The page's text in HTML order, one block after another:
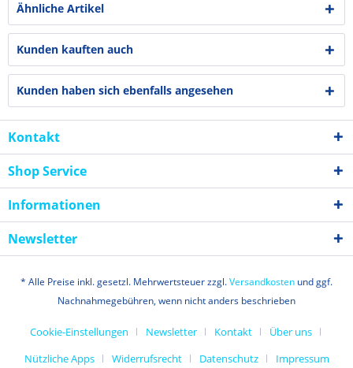
Ähnliche Artikel
Kunden kauften auch
Kunden haben sich ebenfalls angesehen
Kontakt
Shop Service
Informationen
Newsletter
* Alle Preise inkl. gesetzl. Mehrwertsteuer zzgl.Versandkosten und ggf.
Nachnahmegebühren, wenn nicht anders beschrieben
Cookie-Einstellungen Newsletter Kontakt
Über uns
Nützliche Apps
Widerrufsrecht Datenschutz Impressum